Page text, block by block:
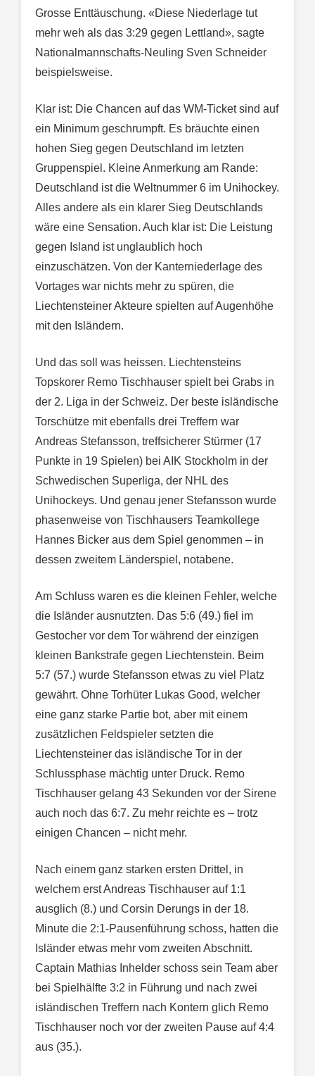
Grosse Enttäuschung. «Diese Niederlage tut
mehr weh als das 3:29 gegen Lettland», sagte
Nationalmannschafts-Neuling Sven Schneider
beispielsweise.
Klar ist: Die Chancen auf das WM-Ticket sind auf
ein Minimum geschrumpft. Es bräuchte einen
hohen Sieg gegen Deutschland im letzten
Gruppenspiel. Kleine Anmerkung am Rande:
Deutschland ist die Weltnummer 6 im Unihockey.
Alles andere als ein klarer Sieg Deutschlands
wäre eine Sensation. Auch klar ist: Die Leistung
gegen Island ist unglaublich hoch
einzuschätzen. Von der Kanterniederlage des
Vortages war nichts mehr zu spüren, die
Liechtensteiner Akteure spielten auf Augenhöhe
mit den Isländern.
Und das soll was heissen. Liechtensteins
Topskorer Remo Tischhauser spielt bei Grabs in
der 2. Liga in der Schweiz. Der beste isländische
Torschütze mit ebenfalls drei Treffern war
Andreas Stefansson, treffsicherer Stürmer (17
Punkte in 19 Spielen) bei AIK Stockholm in der
Schwedischen Superliga, der NHL des
Unihockeys. Und genau jener Stefansson wurde
phasenweise von Tischhausers Teamkollege
Hannes Bicker aus dem Spiel genommen – in
dessen zweitem Länderspiel, notabene.
Am Schluss waren es die kleinen Fehler, welche
die Isländer ausnutzten. Das 5:6 (49.) fiel im
Gestocher vor dem Tor während der einzigen
kleinen Bankstrafe gegen Liechtenstein. Beim
5:7 (57.) wurde Stefansson etwas zu viel Platz
gewährt. Ohne Torhüter Lukas Good, welcher
eine ganz starke Partie bot, aber mit einem
zusätzlichen Feldspieler setzten die
Liechtensteiner das isländische Tor in der
Schlussphase mächtig unter Druck. Remo
Tischhauser gelang 43 Sekunden vor der Sirene
auch noch das 6:7. Zu mehr reichte es – trotz
einigen Chancen – nicht mehr.
Nach einem ganz starken ersten Drittel, in
welchem erst Andreas Tischhauser auf 1:1
ausglich (8.) und Corsin Derungs in der 18.
Minute die 2:1-Pausenführung schoss, hatten die
Isländer etwas mehr vom zweiten Abschnitt.
Captain Mathias Inhelder schoss sein Team aber
bei Spielhälfte 3:2 in Führung und nach zwei
isländischen Treffern nach Kontern glich Remo
Tischhauser noch vor der zweiten Pause auf 4:4
aus (35.).